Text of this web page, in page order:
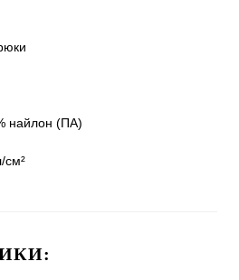
найлон (ПА)
см²